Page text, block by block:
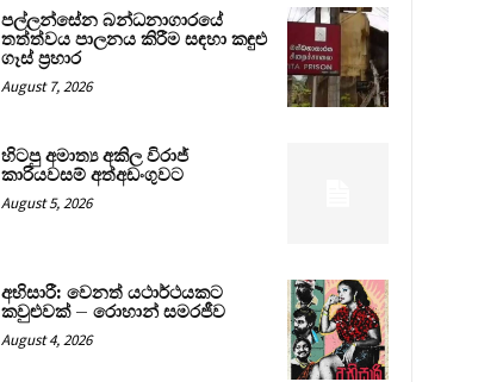
පල්ලන්සේන බන්ධනාගාරයේ
තත්ත්වය පාලනය කිරීම සඳහා කඳුළු
ගෑස් ප්‍රහාර
August 7, 2026
හිටපු අමාත්‍ය අකිල විරාජ්
කාරියවසම් අත්අඩංගුවට
August 5, 2026
අභිසාරී: වෙනත් යථාර්ථයකට
කවුළුවක් – රොහාන් සමරජීව
August 4, 2026